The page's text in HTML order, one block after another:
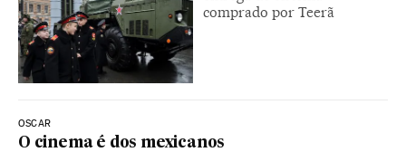
comprado por Teerã
OSCAR
O cinema é dos mexicanos